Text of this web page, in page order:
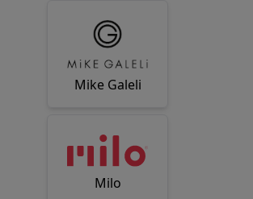
Mike Galeli
Milo